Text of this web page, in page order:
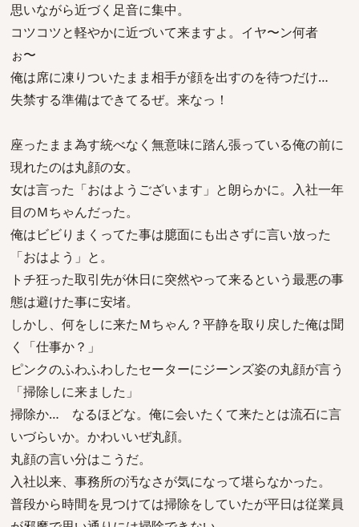
思いながら近づく足音に集中。
コツコツと軽やかに近づいて来ますよ。イヤ〜ン何者
ぉ〜
俺は席に凍りついたまま相手が顔を出すのを待つだけ…
失禁する準備はできてるぜ。来なっ！
座ったまま為す統べなく無意味に踏ん張っている俺の前に
現れたのは丸顔の女。
女は言った「おはようございます」と朗らかに。入社一年
目のＭちゃんだった。
俺はビビりまくってた事は臆面にも出さずに言い放った
「おはよう」と。
トチ狂った取引先が休日に突然やって来るという最悪の事
態は避けた事に安堵。
しかし、何をしに来たＭちゃん？平静を取り戻した俺は聞
く「仕事か？」
ピンクのふわふわしたセーターにジーンズ姿の丸顔が言う
「掃除しに来ました」
掃除か… なるほどな。俺に会いたくて来たとは流石に言
いづらいか。かわいいぜ丸顔。
丸顔の言い分はこうだ。
入社以来、事務所の汚なさが気になって堪らなかった。
普段から時間を見つけては掃除をしていたが平日は従業員